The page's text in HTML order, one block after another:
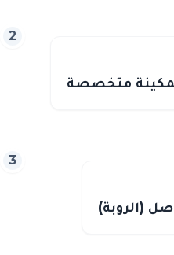
متخصصة
2
(الروبة)
3